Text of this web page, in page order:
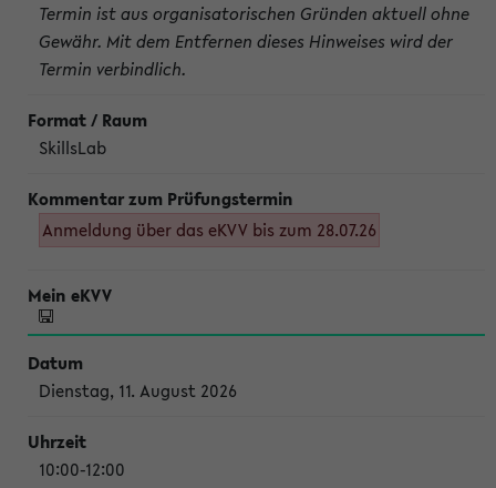
Termin ist aus organisatorischen Gründen aktuell ohne
Gewähr. Mit dem Entfernen dieses Hinweises wird der
Termin verbindlich.
SkillsLab
Anmeldung über das eKVV bis zum 28.07.26
Dienstag, 11. August 2026
10:00-12:00